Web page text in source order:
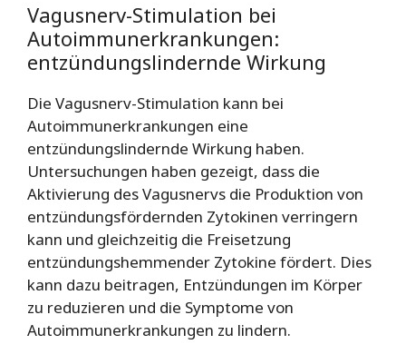
Vagusnerv-Stimulation bei
Autoimmunerkrankungen:
entzündungslindernde Wirkung
Die Vagusnerv-Stimulation kann bei
Autoimmunerkrankungen eine
entzündungslindernde Wirkung haben.
Untersuchungen haben gezeigt, dass die
Aktivierung des Vagusnervs die Produktion von
entzündungsfördernden Zytokinen verringern
kann und gleichzeitig die Freisetzung
entzündungshemmender Zytokine fördert. Dies
kann dazu beitragen, Entzündungen im Körper
zu reduzieren und die Symptome von
Autoimmunerkrankungen zu lindern.